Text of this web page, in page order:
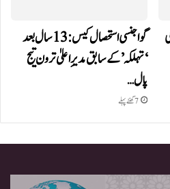
گوا جنسی استحصال کیس: 13 سال بعد
‘تہلکہ’ کے سابق مدیرِ اعلیٰ ترون تیج
پال…
7 گھنٹے پہلے